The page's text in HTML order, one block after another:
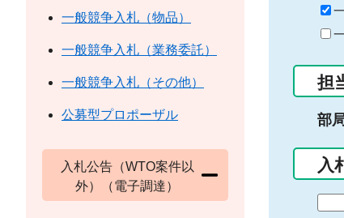
担
部
入
一般競争入札（物品）
一般競争入札（業務委託）
一般競争入札（その他）
公募型プロポーザル
入札公告（WTO案件以
外）（電子調達）